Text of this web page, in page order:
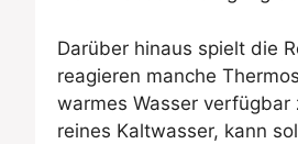
Darüber hinaus spielt die
reagieren manche
warmes Wasser
reines Kaltwasser, kann